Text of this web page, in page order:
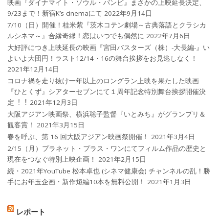
映画『ダイナマイト・ソウル・バンビ』まさかの上映延長決定、
9/23まで！新宿K’s cinemaにて 2022年9月14日
7/10（日）開催！桂米紫『茨木コテン劇場～古典落語とクラシカ
ルシネマ～』合縁奇縁！恋はいつでも偶然に 2022年7月6日
大好評につき上映延長の映画『宮田バスターズ（株）-大長編-』い
よいよ大団円！ラスト12/14・16の舞台挨拶をお見逃しなく！
2021年12月14日
コロナ禍を⾛り抜け⼀年以上のロングラン上映を果たした映画
『ひとくず』シアターセブンにて１周年記念特別舞台挨拶開催決
定︕︕ 2021年12月3日
大阪アジアン映画祭、横浜聡子監督『いとみち』がグランプリ＆
観客賞！
2021年3月15日
春を呼ぶ、第 16 回大阪アジアン映画祭開催！
2021年3月4日
2/15（月）プラネット・プラス・ワンにてフィルム作品の歴史と
現在をつなぐ特別上映企画！
2021年2月15日
続・2021年YouTube 松本卓也 (シネマ健康会) チャンネルの乱！勝
手にお年玉企画・新作短編10本を無料公開！
2021年1月3日
レポート